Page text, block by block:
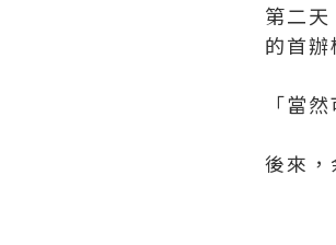
第二
的首
「當
後來